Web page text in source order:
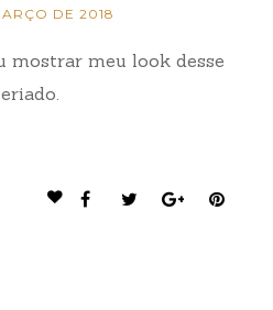
DE 2018
mostrar meu look desse